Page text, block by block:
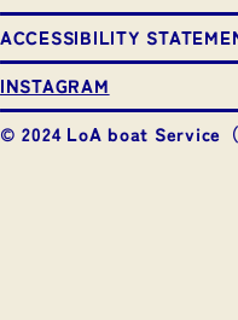
ACCESSIBILITY
INSTAGRAM
© 2024 LoA boat Service